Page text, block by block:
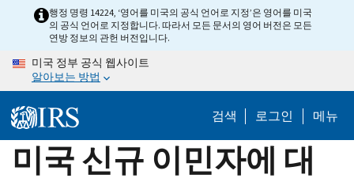
content
행정 명령 14224, ‘영어를 미국의 공식 언어로 지정’은 영어를 미국
의 공식 언어로 지정합니다. 따라서 모든 문서의 영어 버전은 모든
연방 정보의 관헌 버전입니다.
미국 정부 공식 웹사이트
알아보는 방법
검색 로그인 메뉴
미국 신규 이민자에 대